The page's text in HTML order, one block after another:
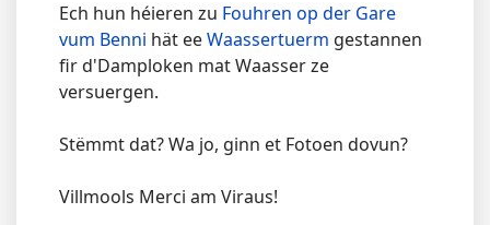
Ech hun héieren zu Fouhren op der Gare
vum Benni hät eeWaassertuerm gestannen
fir d'Damploken mat Waasser ze
versuergen.
Stëmmt dat? Wa jo, ginn et Fotoen dovun?
Villmools Merci am Viraus!